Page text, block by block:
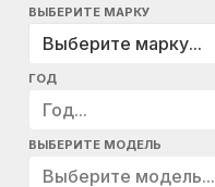
ВЫБЕРИТЕ МАРКУ
Выберите марку...
ГОД
Год...
ВЫБЕРИТЕ МОДЕЛЬ
Выберите модель...